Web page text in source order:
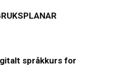
språkkurs for